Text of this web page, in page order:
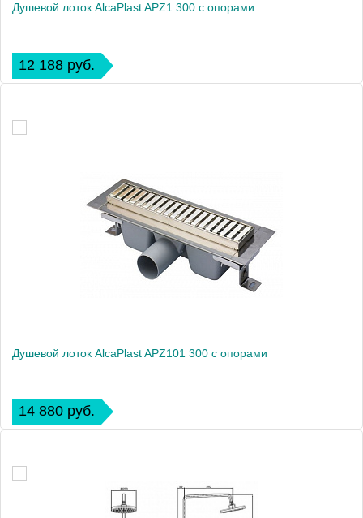
Душевой лоток AlcaPlast APZ1 300 с опорами
12 188 руб.
Душевой лоток AlcaPlast APZ101 300 с опорами
14 880 руб.